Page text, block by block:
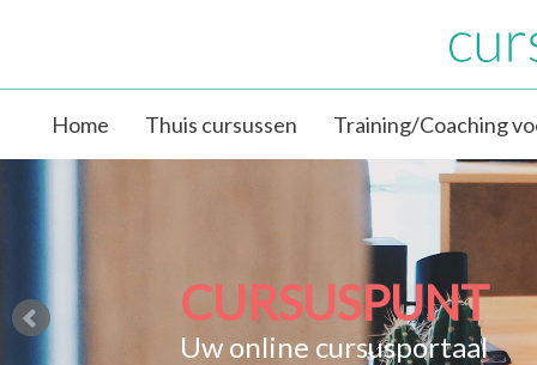
Home Thuis cursussen Training/Coaching
CURSUSPUNT
Uw online cursusportaal